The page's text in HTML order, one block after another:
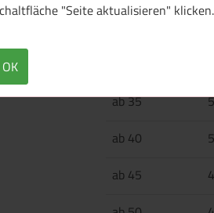
"Seite aktualisieren" klicken.
OK
ab 35
ab 40
ab 45